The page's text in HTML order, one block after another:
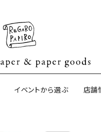
イベントから選ぶ 店舗